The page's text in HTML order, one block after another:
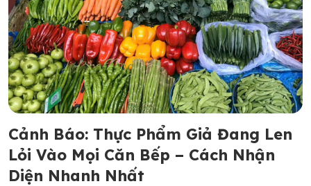
Cảnh Báo: Thực Phẩm Giả Đang Len
Lỏi Vào Mọi Căn Bếp – Cách Nhận
Diện Nhanh Nhất